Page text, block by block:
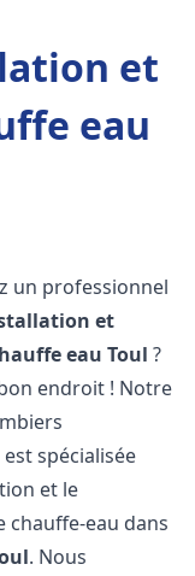
et
eau
un professionnel
et
eau Toul ?
endroit ! Notre
spécialisée
et le
chauffe-eau dans
. Nous